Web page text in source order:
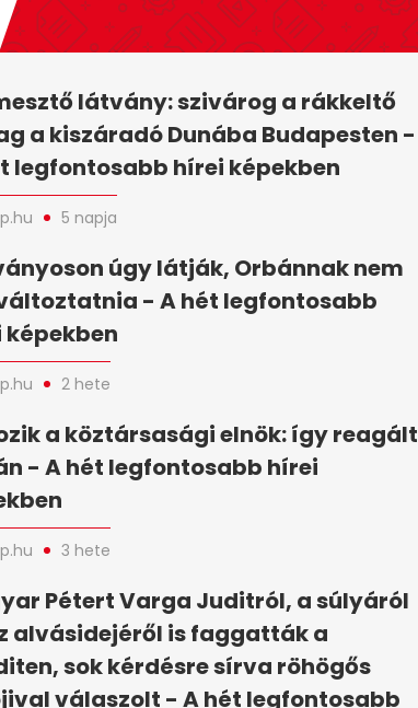
látvány: szivárog a rákkeltő
a kiszáradó Dunába Budapesten -
legfontosabb hírei képekben
5 napja
úgy látják, Orbánnak nem
- A hét legfontosabb
képekben
2 hete
a köztársasági elnök: így reagált
- A hét legfontosabb hírei
3 hete
Pétert Varga Juditról, a súlyáról
alvásidejéről is faggatták a
sok kérdésre sírva röhögős
válaszolt - A hét legfontosabb